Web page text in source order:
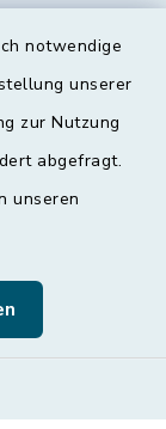
notwendige
unserer
zur Nutzung
abgefragt.
unseren